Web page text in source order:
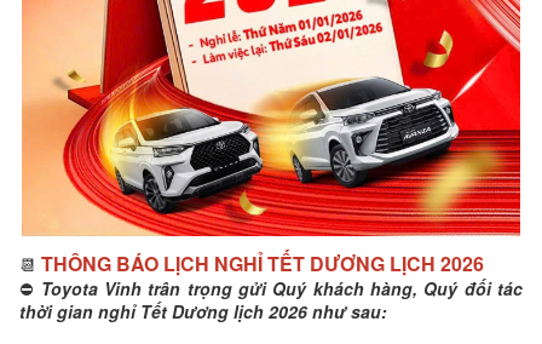
📆 THÔNG BÁO LỊCH NGHỈ TẾT DƯƠNG LỊCH 2026
⛔️ Toyota Vinh trân trọng gửi Quý khách hàng, Quý đối tác
thời gian nghỉ Tết Dương lịch 2026 như sau: